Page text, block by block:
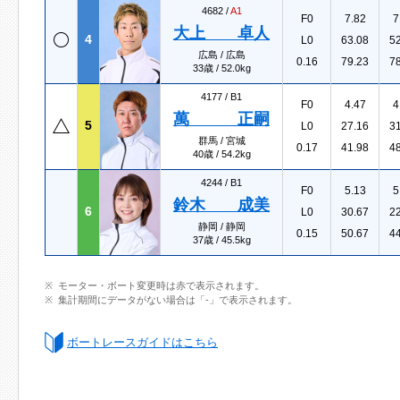
4
4682 /A1
大上 卓人
広島 / 広島
33歳 / 52.0kg
F0
L0
0.16
7.82
63.08
79.23
5
4177 / B1
萬 正嗣
群馬 / 宮城
40歳 / 54.2kg
F0
L0
0.17
4.47
27.16
41.98
6
4244 / B1
鈴木 成美
静岡 / 静岡
37歳 / 45.5kg
F0
L0
0.15
5.13
30.67
50.67
モーター・ボート変更時は赤で表示されます。
集計期間にデータがない場合は「-」で表示されます。
ボートレースガイドはこちら